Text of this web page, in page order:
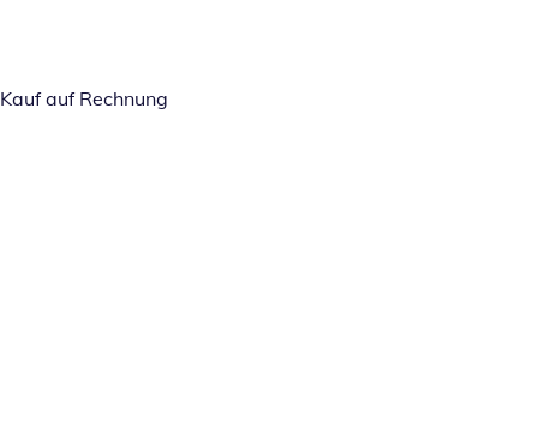
Kauf auf Rechnung